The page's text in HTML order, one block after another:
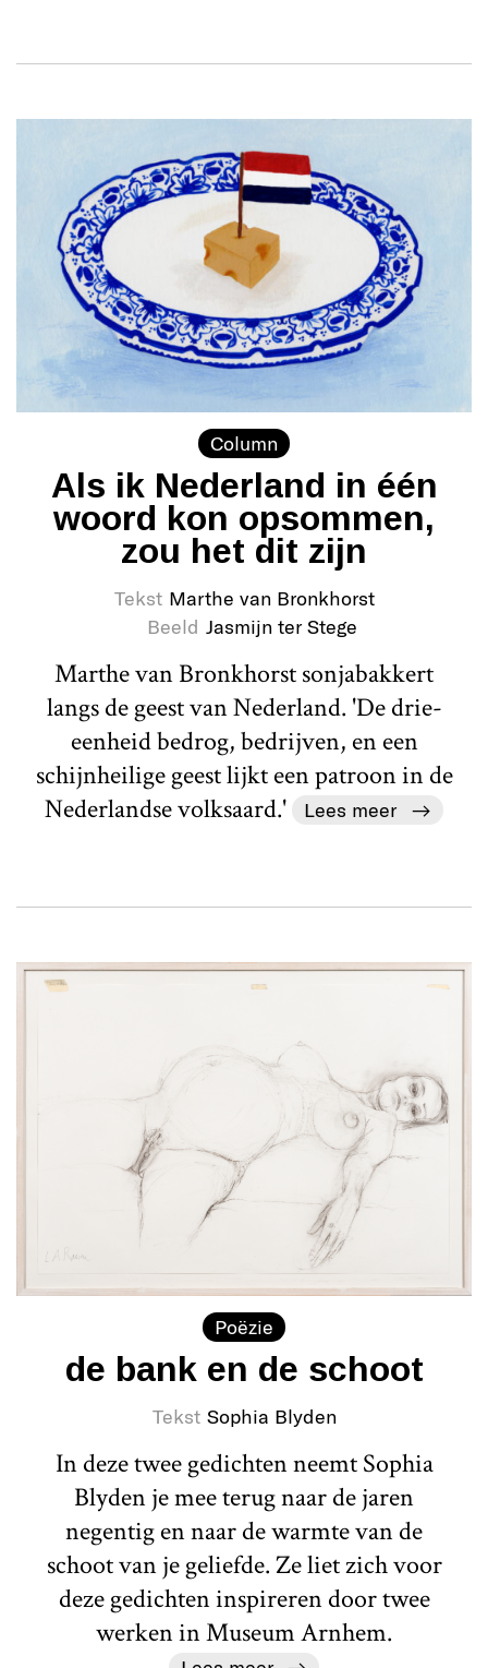
Column
Als ik Nederland in één
woord kon opsommen,
zou het dit zijn
Tekst Marthe van Bronkhorst
Beeld Jasmijn ter Stege
Marthe van Bronkhorst sonjabakkert
langs de geest van Nederland. 'De drie-
eenheid bedrog, bedrijven, en een
schijnheilige geest lijkt een patroon in de
Nederlandse volksaard.'
Lees meer
Poëzie
de bank en de schoot
Tekst Sophia Blyden
In deze twee gedichten neemt Sophia
Blyden je mee terug naar de jaren
negentig en naar de warmte van de
schoot van je geliefde. Ze liet zich voor
deze gedichten inspireren door twee
werken in Museum Arnhem.